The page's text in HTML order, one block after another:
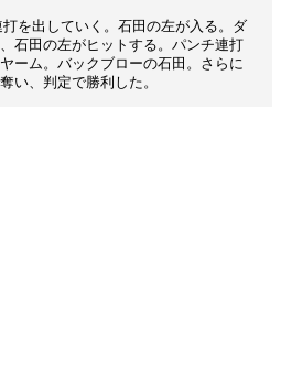
を出していく。石田の左が入る。ダ
石田の左がヒットする。パンチ連打
ーム。バックブローの石田。さらに
い、判定で勝利した。